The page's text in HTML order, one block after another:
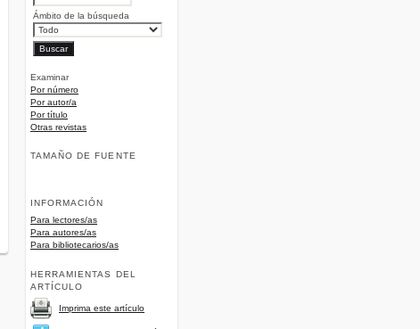
Ámbito de la búsqueda
Examinar
Por número
Por autor/a
Por título
Otras revistas
TAMAÑO DE FUENTE
INFORMACIÓN
Para lectores/as
Para autores/as
Para bibliotecarios/as
HERRAMIENTAS DEL
ARTÍCULO
Imprima este artículo